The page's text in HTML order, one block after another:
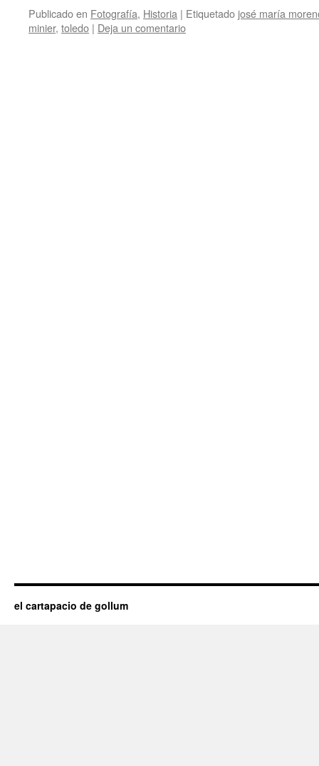
Publicado en Fotografía, Historia | Etiquetado josé maría
minier, toledo | Deja un comentario
el cartapacio de gollum